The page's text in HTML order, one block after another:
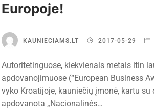
Europoje!
KAUNIECIAMS.LT 2017-05-29
Autoritetinguose, kiekvienais metais itin
apdovanojimuose (“European Business
vyko Kroatijoje, kauniečių įmonė, kartu su
apdovanota „Nacionalinės…